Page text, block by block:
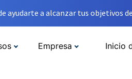
ayudarte a alcanzar tus objetivos
Empresa Inicio